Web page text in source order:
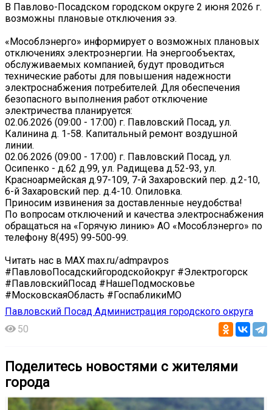
В Павлово-Посадском городском округе 2 июня 2026 г.
возможны плановые отключения ээ.
«Мособлэнерго» информирует о возможных плановых
отключениях электроэнергии. На энергообъектах,
обслуживаемых компанией, будут проводиться
технические работы для повышения надежности
электроснабжения потребителей. Для обеспечения
безопасного выполнения работ отключение
электричества планируется:
02.06.2026 (09:00 - 17:00) г. Павловский Посад, ул.
Калинина д. 1-58. Капитальный ремонт воздушной
линии.
02.06.2026 (09:00 - 17:00) г. Павловский Посад, ул.
Осипенко - д.62 д.99, ул. Радищева д.52-93, ул.
Красноармейская д.97-109, 7-й Захаровский пер. д.2-10,
6-й Захаровский пер. д.4-10. Опиловка.
Приносим извинения за доставленные неудобства!
По вопросам отключений и качества электроснабжения
обращаться на «Горячую линию» АО «Мособлэнерго» по
телефону 8(495) 99-500-99.
Читать нас в MAX max.ru/admpavpos
#ПавловоПосадскийгородскойокруг #Электрогорск
#ПавловскийПосад #НашеПодмосковье
#МосковскаяОбласть #ГоспабликиМО
Павловский Посад Администрация городского округа
50
Поделитесь новостями с жителями
города